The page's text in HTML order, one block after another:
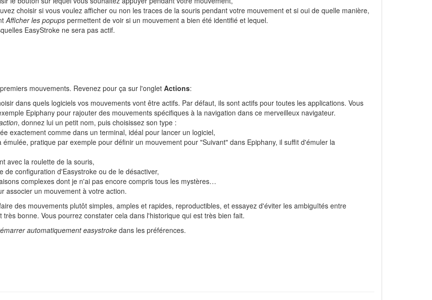
choisir si vous voulez afficher ou non les traces de la souris pendant votre mouvement et si oui de quelle manière,
Afficher les popups permettent de voir si un mouvement a bien été identifié et lequel.
EasyStroke ne sera pas actif.
mouvements. Revenez pour ça sur l'onglet Actions:
dans quels logiciels vos mouvements vont être actifs. Par défaut, ils sont actifs pour toutes les applications. Vous
Epiphany pour rajouter des mouvements spécifiques à la navigation dans ce merveilleux navigateur.
, donnez lui un petit nom, puis choisissez son type :
exactement comme dans un terminal, idéal pour lancer un logiciel,
pratique par exemple pour définir un mouvement pour "Suivant" dans Epiphany, il suffit d'émuler la
avec la roulette de la souris,
de configuration d'Easystroke ou de le désactiver,
complexes dont je n'ai pas encore compris tous les mystères…
associer un mouvement à votre action.
des mouvements plutôt simples, amples et rapides, reproductibles, et essayez d'éviter les ambiguïtés entre
bonne. Vous pourrez constater cela dans l'historique qui est très bien fait.
automatiquement easystroke dans les préférences.